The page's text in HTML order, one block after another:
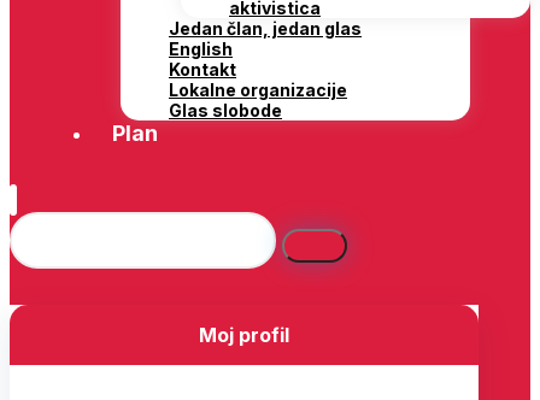
aktivistica
Jedan član, jedan glas
English
Kontakt
Lokalne organizacije
Glas slobode
Plan
Moj profil